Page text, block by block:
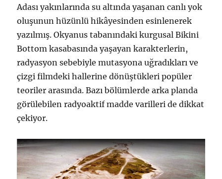
Adası yakınlarında su altında yaşanan canlı yok
oluşunun hüzünlü hikâyesinden esinlenerek
yazılmış. Okyanus tabanındaki kurgusal Bikini
Bottom kasabasında yaşayan karakterlerin,
radyasyon sebebiyle mutasyona uğradıkları ve
çizgi filmdeki hallerine dönüştükleri popüler
teoriler arasında. Bazı bölümlerde arka planda
görülebilen radyoaktif madde varilleri de dikkat
çekiyor.